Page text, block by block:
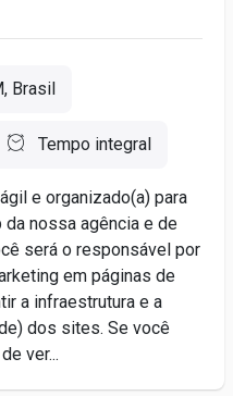
Brasil
Tempo integral
e organizado(a) para
nossa agência e de
será o responsável por
em páginas de
a infraestrutura e a
dos sites. Se você
ver...